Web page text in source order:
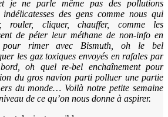
je ne parle même pas des pollutions
des gens comme nous qui
rouler, cliquer, chauffer, comme les
de péter leur méthane de non-info en
pour rimer avec Bismuth, oh le bel
les gaz toxiques envoyés en rafales par
oh quel re-bel enchaînement pour
du gros navion parti polluer une partie
du monde… Voilà notre petite semaine
de ce qu’on nous donne à aspirer.